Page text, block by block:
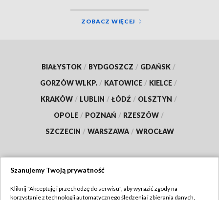
ZOBACZ WIĘCEJ
BIAŁYSTOK / BYDGOSZCZ / GDAŃSK /
GORZÓW WLKP. / KATOWICE / KIELCE /
KRAKÓW / LUBLIN / ŁÓDŹ / OLSZTYN /
OPOLE / POZNAŃ / RZESZÓW /
SZCZECIN / WARSZAWA / WROCŁAW
Szanujemy Twoją prywatność
Kliknij "Akceptuję i przechodzę do serwisu", aby wyrazić zgody na
korzystanie z technologii automatycznego śledzenia i zbierania danych,